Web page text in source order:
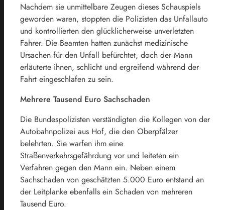
Nachdem sie unmittelbare Zeugen dieses Schauspiels
geworden waren, stoppten die Polizisten das Unfallauto
und kontrollierten den glücklicherweise unverletzten
Fahrer. Die Beamten hatten zunächst medizinische
Ursachen für den Unfall befürchtet, doch der Mann
erläuterte ihnen, schlicht und ergreifend während der
Fahrt eingeschlafen zu sein.
Mehrere Tausend Euro Sachschaden
Die Bundespolizisten verständigten die Kollegen von der
Autobahnpolizei aus Hof, die den Oberpfälzer
belehrten. Sie warfen ihm eine
Straßenverkehrsgefährdung vor und leiteten ein
Verfahren gegen den Mann ein. Neben einem
Sachschaden von geschätzten 5.000 Euro entstand an
der Leitplanke ebenfalls ein Schaden von mehreren
Tausend Euro.